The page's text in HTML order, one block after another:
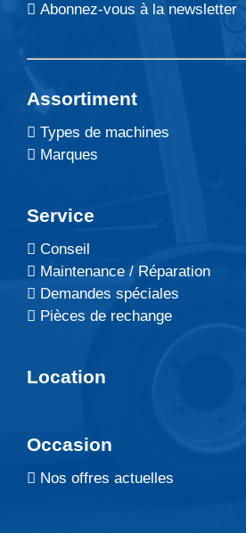
Abonnez-vous à la newsletter
Assortiment
Types de machines
Marques
Service
Conseil
Maintenance / Réparation
Demandes spéciales
Pièces de rechange
Location
Occasion
Nos offres actuelles